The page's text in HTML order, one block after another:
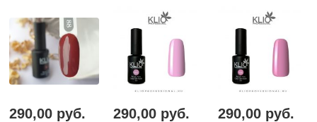
290,00 руб. 290,00 руб. 290,00 руб.